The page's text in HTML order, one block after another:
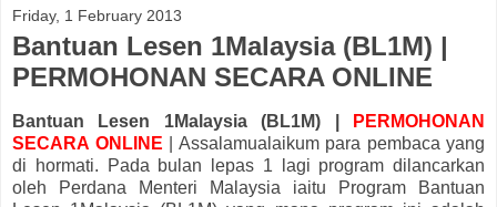
Friday, 1 February 2013
Bantuan Lesen 1Malaysia (BL1M) |
PERMOHONAN SECARA ONLINE
Bantuan Lesen 1Malaysia (BL1M) |
PERMOHONAN
SECARA ONLINE | Assalamualaikum para pembaca yang
di hormati. Pada bulan lepas 1 lagi program dilancarkan
oleh Perdana Menteri Malaysia iaitu Program Bantuan